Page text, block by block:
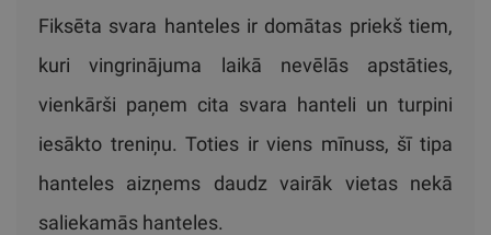
Fiksēta svara hanteles ir domātas priekš tiem,
kuri vingrinājuma laikā nevēlās apstāties,
vienkārši paņem cita svara hanteli un turpini
iesākto treniņu. Toties ir viens mīnuss, šī tipa
hanteles aizņems daudz vairāk vietas nekā
saliekamās hanteles.